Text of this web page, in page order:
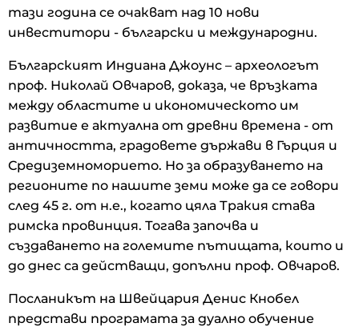
тази година се очакват над 10 нови
инвеститори - български и международни.
Българският Индиана Джоунс – археологът
проф. Николай Овчаров, доказа, че връзката
между областите и икономическото им
развитие е актуална от древни времена - от
античността, градовете държави в Гърция и
Средиземноморието. Но за образуването на
регионите по нашите земи може да се говори
след 45 г. от н.е., когато цяла Тракия става
римска провинция. Тогава започва и
създаването на големите пътищата, които и
до днес са действащи, допълни проф. Овчаров.
Посланикът на Швейцария Денис Кнобел
представи програмата за дуално обучение